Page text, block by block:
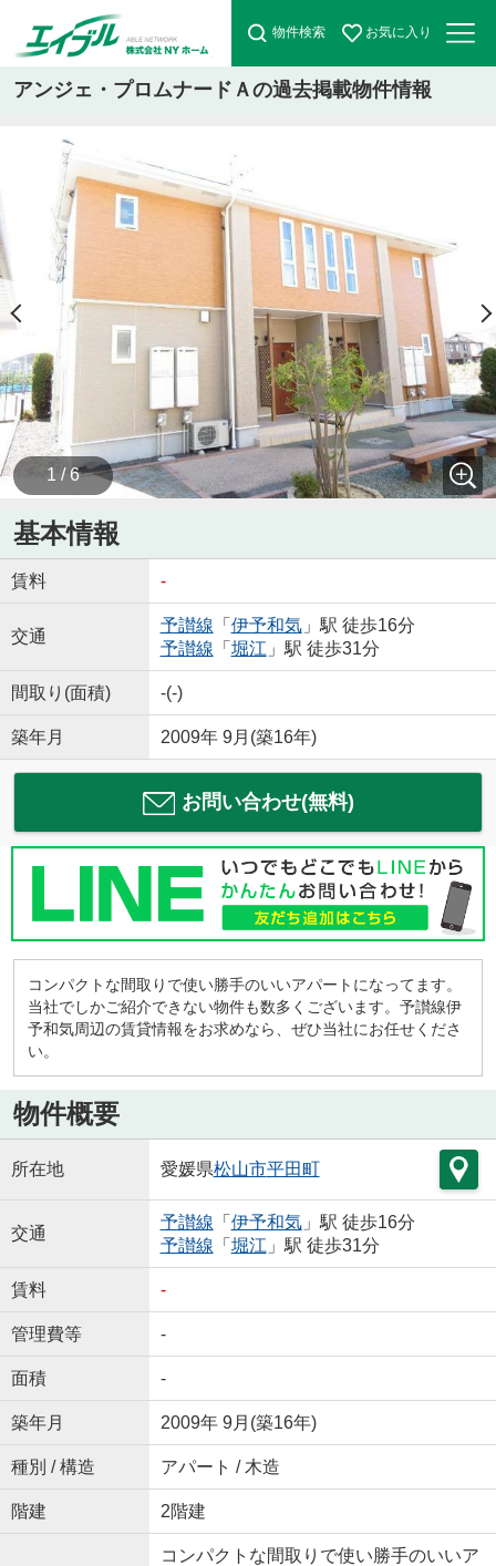
物件検索 お気に入り
アンジェ・プロムナードＡの過去掲載物件情報
1 / 6
基本情報
賃料 -
交通
予讃線 「 伊予和気」駅 徒歩16分
予讃線 「 堀江 」駅 徒歩31分
間取り(面積) -(-)
築年月 2009年 9月(築16年)
お問い合わせ(無料)
コンパクトな間取りで使い勝手のいいアパートになってます。
当社でしかご紹介できない物件も数多くございます。予讃線伊
予和気周辺の賃貸情報をお求めなら、ぜひ当社にお任せくださ
い。
物件概要
所在地 愛媛県松山市平田町
交通
予讃線 「 伊予和気」駅 徒歩16分
予讃線 「 堀江 」駅 徒歩31分
賃料 -
管理費等 -
面積 -
築年月 2009年 9月(築16年)
種別 / 構造 アパート / 木造
階建 2階建
コンパクトな間取りで使い勝手のいいア